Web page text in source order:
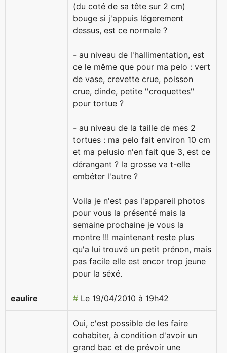
(du coté de sa tête sur 2 cm)
bouge si j'appuis légerement
dessus, est ce normale ?
- au niveau de l'hallimentation, est
ce le même que pour ma pelo : vert
de vase, crevette crue, poisson
crue, dinde, petite ''croquettes''
pour tortue ?
- au niveau de la taille de mes 2
tortues : ma pelo fait environ 10 cm
et ma pelusio n'en fait que 3, est ce
dérangant ? la grosse va t-elle
embéter l'autre ?
Voila je n'est pas l'appareil photos
pour vous la présenté mais la
semaine prochaine je vous la
montre !!! maintenant reste plus
qu'a lui trouvé un petit prénon, mais
pas facile elle est encor trop jeune
pour la séxé.
eaulire # Le 19/04/2010 à 19h42
Oui, c'est possible de les faire
cohabiter, à condition d'avoir un
grand bac et de prévoir une